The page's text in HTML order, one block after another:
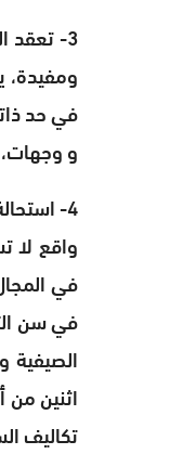
3-
ومفيدة،
في حد
و
4-
واقع لا
الصيفية
اثنين من
تكاليف